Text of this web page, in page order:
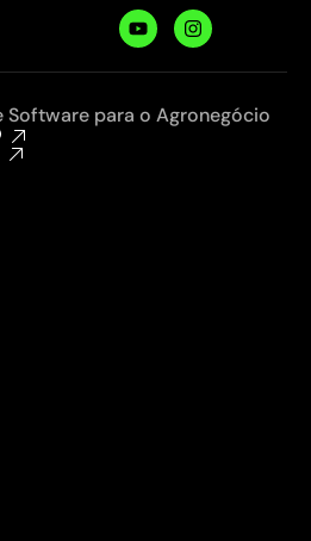
Software para o Agronegócio